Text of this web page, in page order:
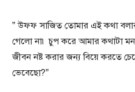
” উফফ সাজিত তোমার এই কথা
গেলো না৷ চুপ করে আমার কথাটা
জীবন নষ্ট করার জন্য বিয়ে করতে
ভেবেছো?”